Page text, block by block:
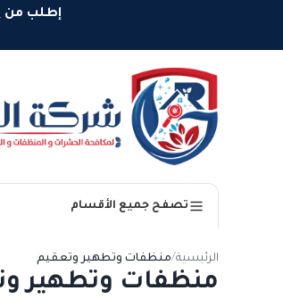
إطلب من
تصفح جميع الأقسام
الرئيسية/منظفات وتطهير وتعقيم
منظفات وتطهير